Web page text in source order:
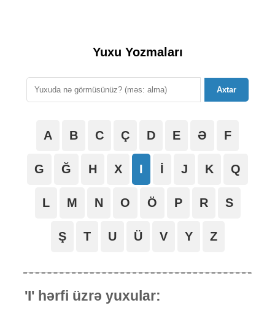
Yuxu Yozmaları
Axtar
A B C Ç D E Ə F
G Ğ H X I İ J K Q
L M N O Ö P R S
Ş T U Ü V Y Z
'I' hərfi üzrə yuxular: